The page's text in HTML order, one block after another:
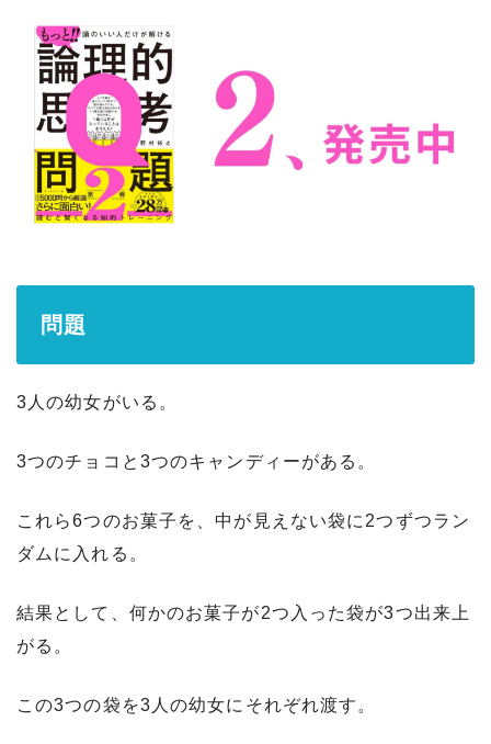
問題
3人の幼女がいる。
3つのチョコと3つのキャンディーがある。
これら6つのお菓子を、中が見えない袋に2つずつラン
ダムに入れる。
結果として、何かのお菓子が2つ入った袋が3つ出来上
がる。
この3つの袋を3人の幼女にそれぞれ渡す。